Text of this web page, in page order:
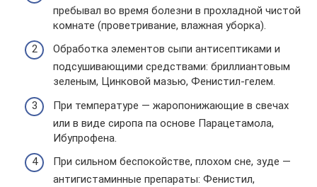
пребывал во время болезни в прохладной чистой
комнате (проветривание, влажная уборка).
Обработка элементов сыпи антисептиками и
подсушивающими средствами: бриллиантовым
зеленым, Цинковой мазью, Фенистил-гелем.
При температуре — жаропонижающие в свечах
или в виде сиропа па основе Парацетамола,
Ибупрофена.
При сильном беспокойстве, плохом сне, зуде —
антигистаминные препараты: Фенистил,